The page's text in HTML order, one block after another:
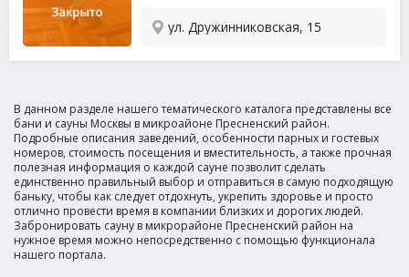
ул. Дружинниковская, 15
В данном разделе нашего тематического каталога представлены все
бани и сауны Москвы в микроайоне Пресненский район.
Подробные описания заведений, особенности парных и гостевых
номеров, стоимость посещения и вместительность, а также прочная
полезная информация о каждой сауне позволит сделать
единственно правильный выбор и отправиться в самую подходящую
баньку, чтобы как следует отдохнуть, укрепить здоровье и просто
отлично провести время в компании близких и дорогих людей.
Забронировать сауну в микрорайоне Пресненский район на
нужное время можно непосредственно с помощью функционала
нашего портала.